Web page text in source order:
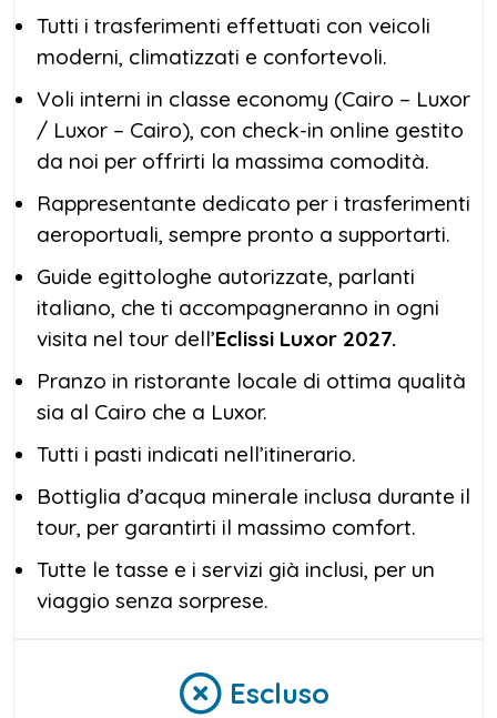
Tutti i trasferimenti effettuati con veicoli
moderni, climatizzati e confortevoli.
Voli interni in classe economy (Cairo – Luxor
/ Luxor – Cairo), con check-in online gestito
da noi per offrirti la massima comodità.
Rappresentante dedicato per i trasferimenti
aeroportuali, sempre pronto a supportarti.
Guide egittologhe autorizzate, parlanti
italiano, che ti accompagneranno in ogni
visita nel tour dell’Eclissi Luxor 2027.
Pranzo in ristorante locale di ottima qualità
sia al Cairo che a Luxor.
Tutti i pasti indicati nell’itinerario.
Bottiglia d’acqua minerale inclusa durante il
tour, per garantirti il massimo comfort.
Tutte le tasse e i servizi già inclusi, per un
viaggio senza sorprese.
Escluso